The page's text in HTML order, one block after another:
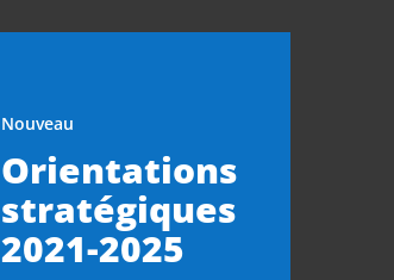
Nouveau
Orientations
stratégiques
2021-2025